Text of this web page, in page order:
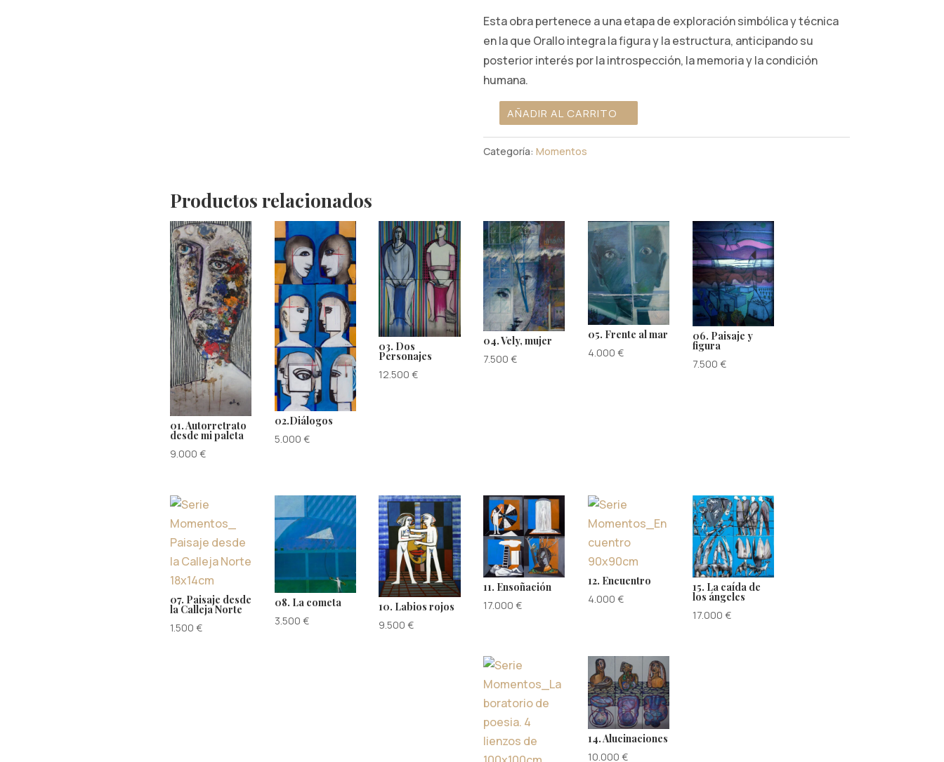
Esta obra pertenece a una etapa de exploración simbólica y técnica
en la que Orallo integra la figura y la estructura, anticipando su
posterior interés por la introspección, la memoria y la condición
humana.
Interior
cantidad
AÑADIR AL CARRITO
Categoría:Momentos
Productos relacionados
01. Autorretrato
desde mi paleta
9.000 €
02.Diálogos
5.000 €
03. Dos
Personajes
12.500€
04. Vely, mujer
7.500€
05. Frente al mar
4.000€
06. Paisaje y
figura
7.500 €
07. Paisaje desde
la Calleja Norte
1.500 €
08. La cometa
3.500 €
10. Labios rojos
9.500€
11. Ensoñación
17.000€
12. Encuentro
4.000€
15. La caída de
los ángeles
17.000 €
14. Alucinaciones
10.000€